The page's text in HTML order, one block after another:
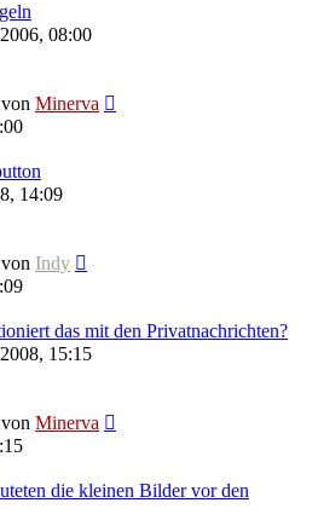
08:00
von Minerva
14:09
von Indy
das mit den Privatnachrichten?
15:15
von Minerva
die kleinen Bilder vor den